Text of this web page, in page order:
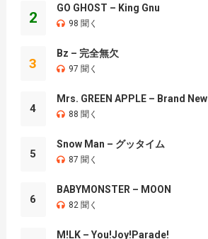
2
GO GHOST – King Gnu
98 聞く
3
Bz – 完全無欠
97 聞く
4
Mrs. GREEN APPLE – Brand New
88 聞く
5
Snow Man – グッタイム
87 聞く
6
BABYMONSTER – MOON
82 聞く
M!LK – You!Joy!Parade!